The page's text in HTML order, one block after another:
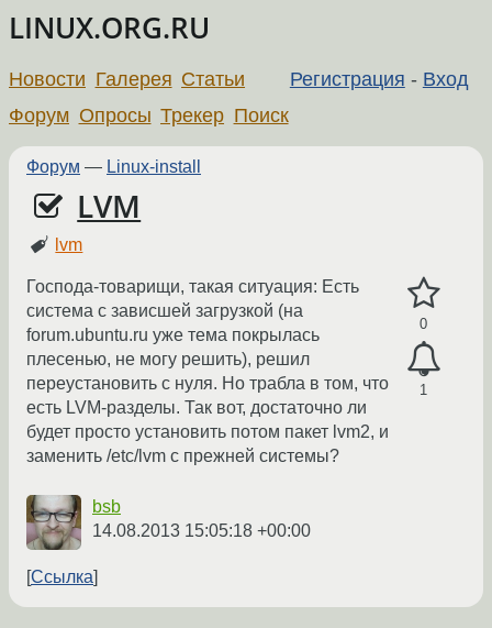
LINUX.ORG.RU
Регистрация - Вход
Новости Галерея Статьи
Форум Опросы Трекер Поиск
Форум — Linux-install
LVM
lvm
0
1
Господа-товарищи, такая ситуация: Есть
система с зависшей загрузкой (на
forum.ubuntu.ru уже тема покрылась
плесенью, не могу решить), решил
переустановить с нуля. Но трабла в том, что
есть LVM-разделы. Так вот, достаточно ли
будет просто установить потом пакет lvm2, и
заменить /etc/lvm с прежней системы?
bsb
14.08.2013 15:05:18 +00:00
Ссылка